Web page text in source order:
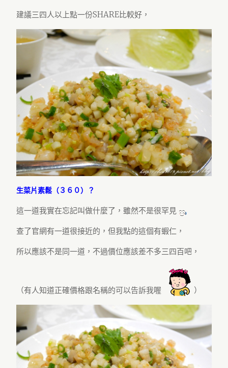
建議三四人以上點一份SHARE比較好，
生菜片素鬆（３６０）？
這一道我實在忘記叫做什麼了，雖然不是很罕見
查了官網有一道很接近的，但我點的這個有蝦仁，
所以應該不是同一道，不過價位應該差不多三四百吧，
（有人知道正確價格跟名稱的可以告訴我喔 ）